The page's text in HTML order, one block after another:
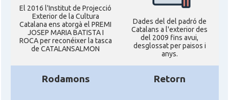
El 2016 l'Institut de Projecció
Exterior de la Cultura
Catalana ens atorgà el PREMI
JOSEP MARIA BATISTA I
ROCA per reconéixer la tasca
de CATALANSALMON
Dades del del padró de
Catalans a l'exterior des
del 2009 fins avui,
desglossat per paisos i
anys.
Rodamons Retorn